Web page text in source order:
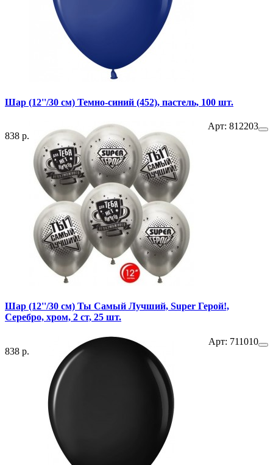
Шар (12''/30 см) Темно-синий (452), пастель, 100 шт.
838 р.
Арт: 812203
Шар (12''/30 см) Ты Самый Лучший, Super Герой!,
Серебро, хром, 2 ст, 25 шт.
838 р.
Арт: 711010